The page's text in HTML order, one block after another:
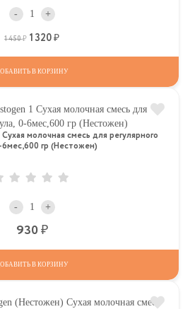
- +
1 450 Р 1 320 Р
В КОРЗИНУ
молочная смесь для регулярного
6мес,600 гр (Нестожен)
- +
930
В КОРЗИНУ